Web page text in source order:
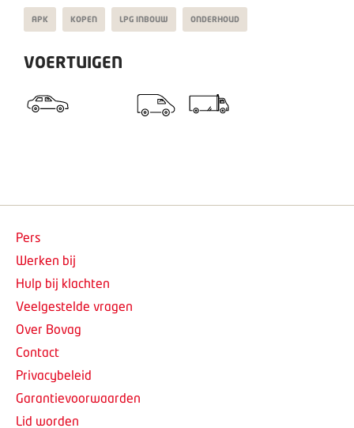
APK KOPEN LPG INBOUW ONDERHOUD
VOERTUIGEN
Pers
Werken bij
Hulp bij klachten
Veelgestelde vragen
Over Bovag
Contact
Privacybeleid
Garantievoorwaarden
Lid worden